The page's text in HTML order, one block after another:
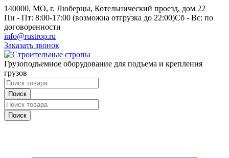
140000, МО, г. Люберцы, Котельнический проезд, дом 22
Пн - Пт: 8:00-17:00 (возможна отгрузка до 22:00)Сб - Вс: по
договоренности
info@rustrop.ru
Заказать звонок
Грузоподъемное оборудование для подъема и крепления
грузов
Поиск
Поиск